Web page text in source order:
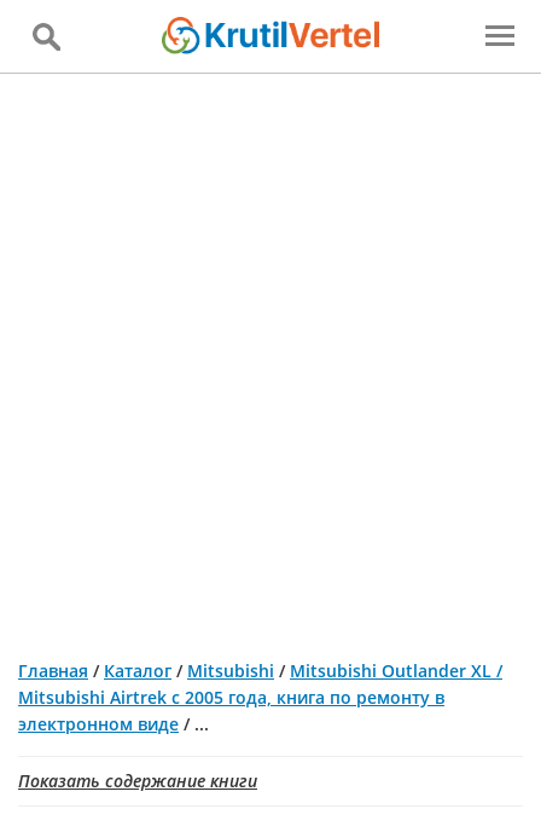
Главная / Каталог / Mitsubishi / Mitsubishi Outlander XL /
Mitsubishi Airtrek с 2005 года, книга по ремонту в
электронном виде / ...
Показать содержание книги